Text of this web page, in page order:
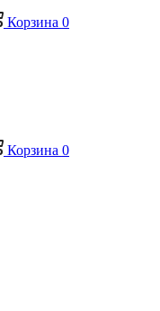
Корзина 0
Корзина 0